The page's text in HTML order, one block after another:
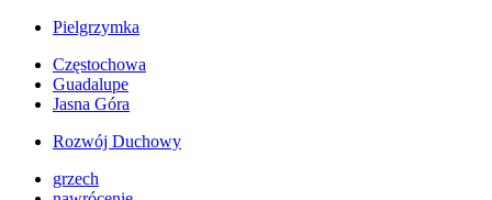
Pielgrzymka
Częstochowa
Guadalupe
Jasna Góra
Rozwój Duchowy
grzech